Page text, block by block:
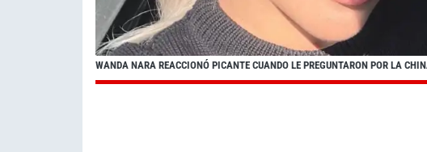
WANDA NARA REACCIONÓ PICANTE CUANDO LE PREGUNTARON POR LA